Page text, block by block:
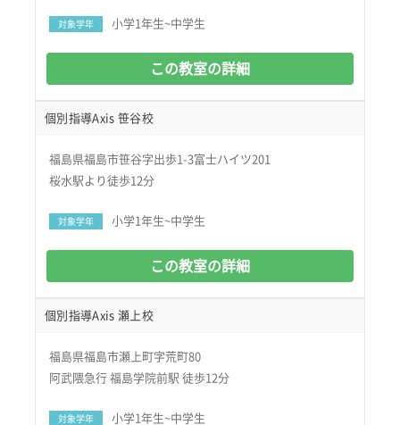
対象学年 小学1年生~中学生
この教室の詳細
個別指導Axis 笹谷校
福島県福島市笹谷字出歩1-3富士ハイツ201
桜水駅より徒歩12分
対象学年 小学1年生~中学生
この教室の詳細
個別指導Axis 瀬上校
福島県福島市瀬上町字荒町80
阿武隈急行 福島学院前駅 徒歩12分
対象学年 小学1年生~中学生